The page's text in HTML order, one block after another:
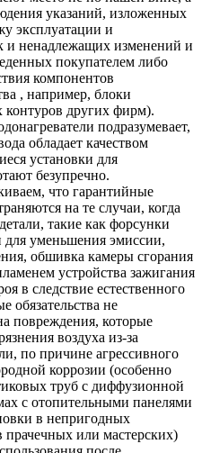
указаний, изложенных
эксплуатации и
и ненадлежащих изменений и
покупателем либо
компонентов
, например, блоки
контуров других фирм).
подразумевает,
обладает качеством
установки для
безупречно.
что гарантийные
на те случаи, когда
такие как форсунки
для уменьшения эмиссии,
обшивка камеры сгорания
устройства зажигания
в следствие естественного
обязательства не
повреждения, которые
воздуха из-за
по причине агрессивного
коррозии (особенно
труб с диффузионной
с отопительными панелями
в непригодных
или мастерских)